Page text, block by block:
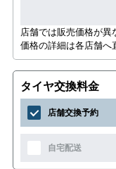
店舗では販売価格が異
価格の詳細は各店舗へ
タイヤ交換料金
店舗交換予約
自宅配送